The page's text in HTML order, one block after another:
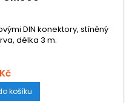
DIN konektory, stíněný
délka 3 m.
košíku